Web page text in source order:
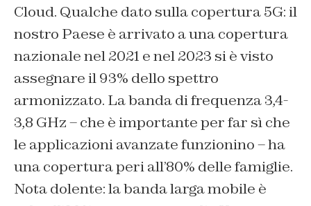
Cloud. Qualche dato sulla copertura 5G: il
nostro Paese è arrivato a una copertura
nazionale nel 2021 e nel 2023 si è visto
assegnare il 93% dello spettro
armonizzato. La banda di frequenza 3,4-
3,8 GHz – che è importante per far sì che
le applicazioni avanzate funzionino – ha
una copertura peri all’80% delle famiglie.
Nota dolente: la banda larga mobile è